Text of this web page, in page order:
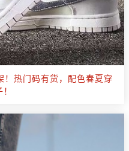
热门码有货，配色春夏穿